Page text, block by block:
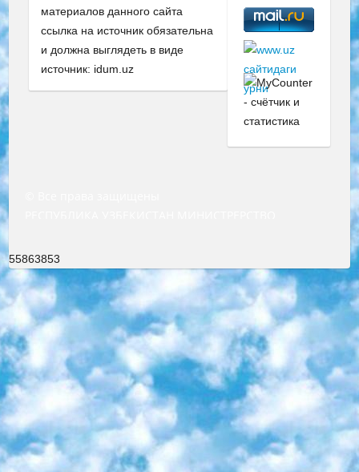
материалов данного сайта
ссылка на источник обязательна
и должна выглядеть в виде
источник: idum.uz
55863853